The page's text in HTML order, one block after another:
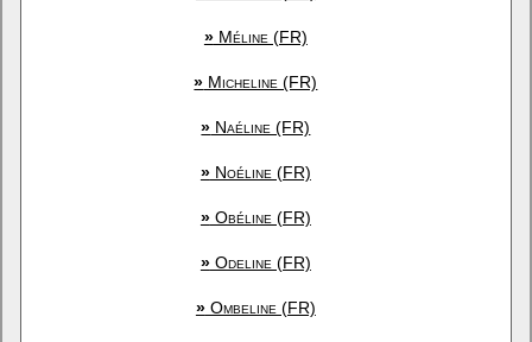
»Méline (FR)
» Micheline (FR)
» Naéline (FR)
»Noéline (FR)
»Obéline (FR)
»Odeline (FR)
»Ombeline (FR)